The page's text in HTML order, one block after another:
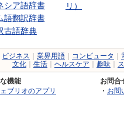
シア語辞書
語翻訳辞書
古語辞典
リ）
ビジネス 業界用語 コンピュータ
文化
生活 ヘルスケア 趣味
機能
ブリオのアプリ
お問合
・ お問